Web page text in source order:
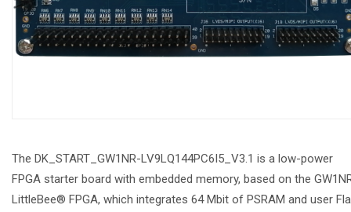
The DK_START_GW1NR-LV9LQ144PC6I5_V3.1 is a low-power
FPGA starter board with embedded memory, based on the
LittleBee® FPGA, which integrates 64 Mbit of PSRAM and user